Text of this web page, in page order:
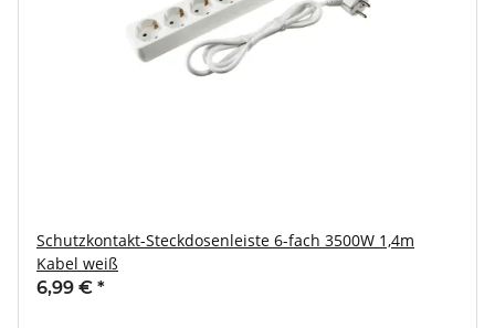
Schutzkontakt-Steckdosenleiste 6-fach 3500W 1,4m
Kabel weiß
6,99 € *